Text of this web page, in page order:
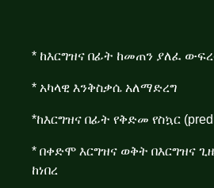
* ከእርግዝና በፊት ከመጠን ያለፈ
* አካላዊ እንቅስቃሴ አለማድረግ
*ከእርግዝና በፊት የቅድመ የስኳር
* በቀድሞ እርግዝና ወቅት በእርግዝና
ከነበረ